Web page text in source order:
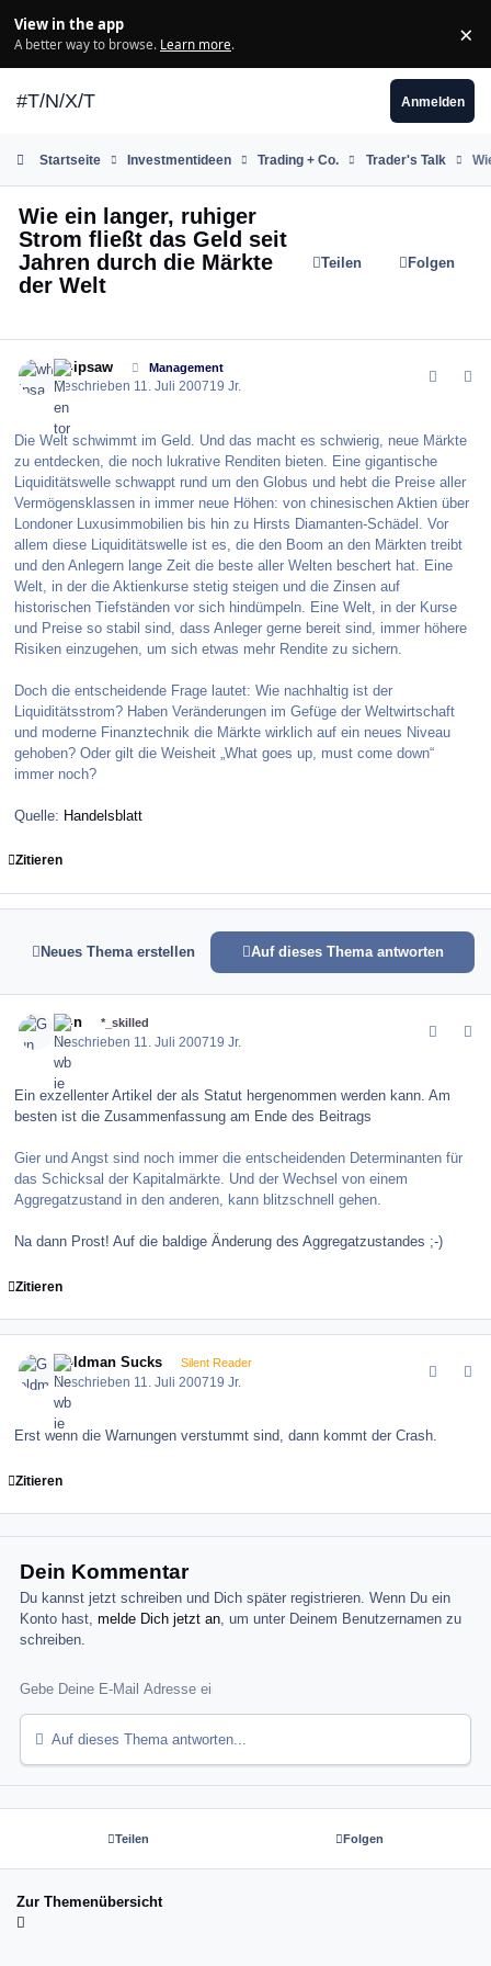
View in the app
A better way to browse. Learn more. ×
#T/N/X/T Anmelden
Startseite Investmentideen Trading + Co. Trader's Talk
Wie ein langer, ruhiger
Strom fließt das Geld seit
Jahren durch die Märkte
der Welt
Teilen Folgen
whipsaw Management
Geschrieben 11. Juli 200719 Jr.
Die Welt schwimmt im Geld. Und das macht es schwierig, neue Märkte
zu entdecken, die noch lukrative Renditen bieten. Eine gigantische
Liquiditätswelle schwappt rund um den Globus und hebt die Preise aller
Vermögensklassen in immer neue Höhen: von chinesischen Aktien über
Londoner Luxusimmobilien bis hin zu Hirsts Diamanten-Schädel. Vor
allem diese Liquiditätswelle ist es, die den Boom an den Märkten treibt
und den Anlegern lange Zeit die beste aller Welten beschert hat. Eine
Welt, in der die Aktienkurse stetig steigen und die Zinsen auf
historischen Tiefständen vor sich hindümpeln. Eine Welt, in der Kurse
und Preise so stabil sind, dass Anleger gerne bereit sind, immer höhere
Risiken einzugehen, um sich etwas mehr Rendite zu sichern.
Doch die entscheidende Frage lautet: Wie nachhaltig ist der
Liquiditätsstrom? Haben Veränderungen im Gefüge der Weltwirtschaft
und moderne Finanztechnik die Märkte wirklich auf ein neues Niveau
gehoben? Oder gilt die Weisheit „What goes up, must come down“
immer noch?
Quelle: Handelsblatt
Zitieren
Neues Thema erstellen Auf dieses Thema antworten
Gun *_skilled
Geschrieben 11. Juli 200719 Jr.
Ein exzellenter Artikel der als Statut hergenommen werden kann. Am
besten ist die Zusammenfassung am Ende des Beitrags
Gier und Angst sind noch immer die entscheidenden Determinanten für
das Schicksal der Kapitalmärkte. Und der Wechsel von einem
Aggregatzustand in den anderen, kann blitzschnell gehen.
Na dann Prost! Auf die baldige Änderung des Aggregatzustandes ;-)
Zitieren
Goldman Sucks Silent Reader
Geschrieben 11. Juli 200719 Jr.
Erst wenn die Warnungen verstummt sind, dann kommt der Crash.
Zitieren
Dein Kommentar
Du kannst jetzt schreiben und Dich später registrieren. Wenn Du ein
Konto hast,melde Dich jetzt an, um unter Deinem Benutzernamen zu
schreiben.
Auf dieses Thema antworten...
Teilen Folgen
Zur Themenübersicht